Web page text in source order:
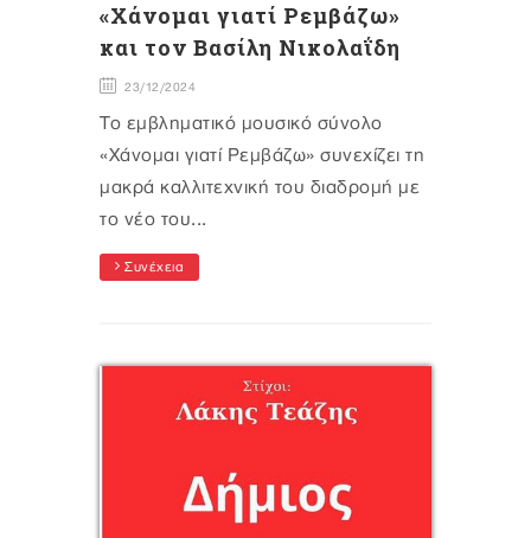
«Χάνομαι γιατί Ρεμβάζω»
και τον Βασίλη Νικολαΐδη
23/12/2024
Το εμβληματικό μουσικό σύνολο
«Χάνομαι γιατί Ρεμβάζω» συνεχίζει τη
μακρά καλλιτεχνική του διαδρομή με
το νέο του...
Συνέχεια